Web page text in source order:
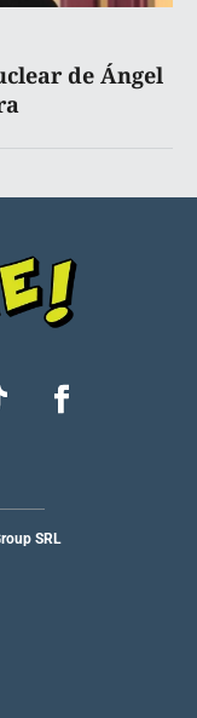
de Ángel
SRL